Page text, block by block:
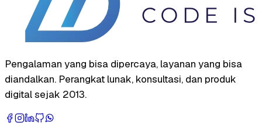
Pengalaman yang bisa dipercaya, layanan yang bisa
diandalkan. Perangkat lunak, konsultasi, dan produk
digital sejak 2013.